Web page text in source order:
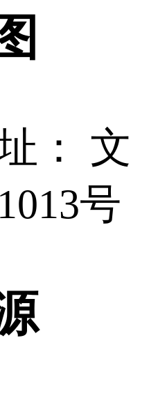
：
文
号